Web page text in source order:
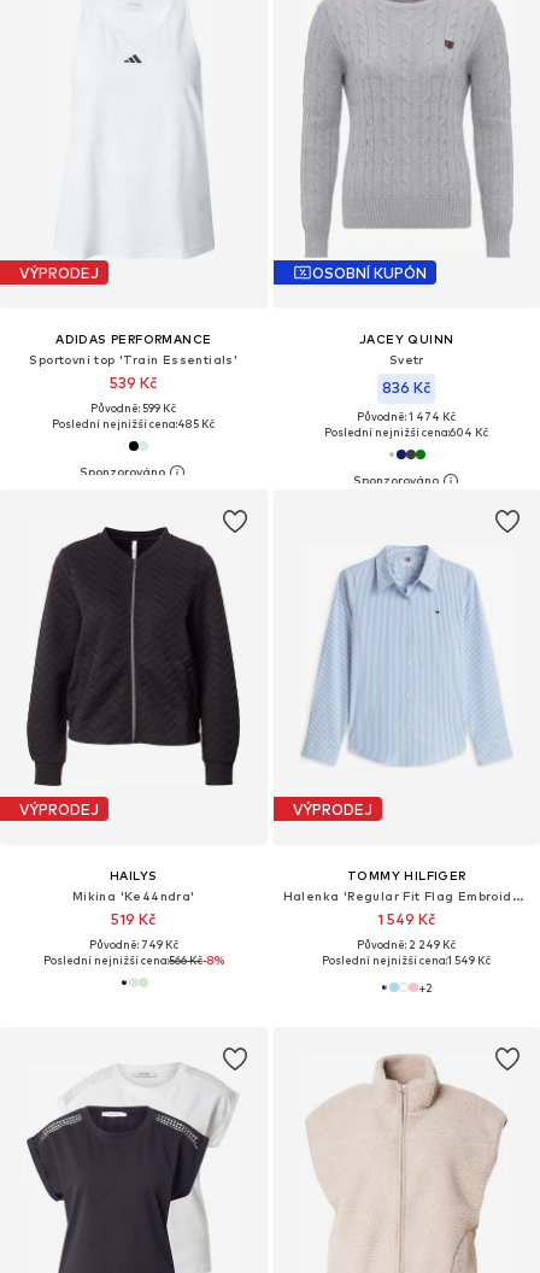
VÝPRODEJ
ADIDAS PERFORMANCE
Sportovní top 'Train Essentials'
539 Kč
Původně: 599 Kč
Poslední nejnižší cena:485 Kč
OSOBNÍ KUPÓN
JACEY QUINN
Svetr
836 Kč
Původně: 1 474 Kč
Poslední nejnižší cena:604 Kč
VÝPRODEJ
HAILYS
Mikina 'Ke44ndra'
519 Kč
Původně: 749 Kč
Poslední nejnižší cena:566 Kč-8%
VÝPRODEJ
TOMMY HILFIGER
Halenka 'Regular Fit Flag Embroidery'
1 549 Kč
Původně: 2 249 Kč
Poslední nejnižší cena:1 549 Kč
+2